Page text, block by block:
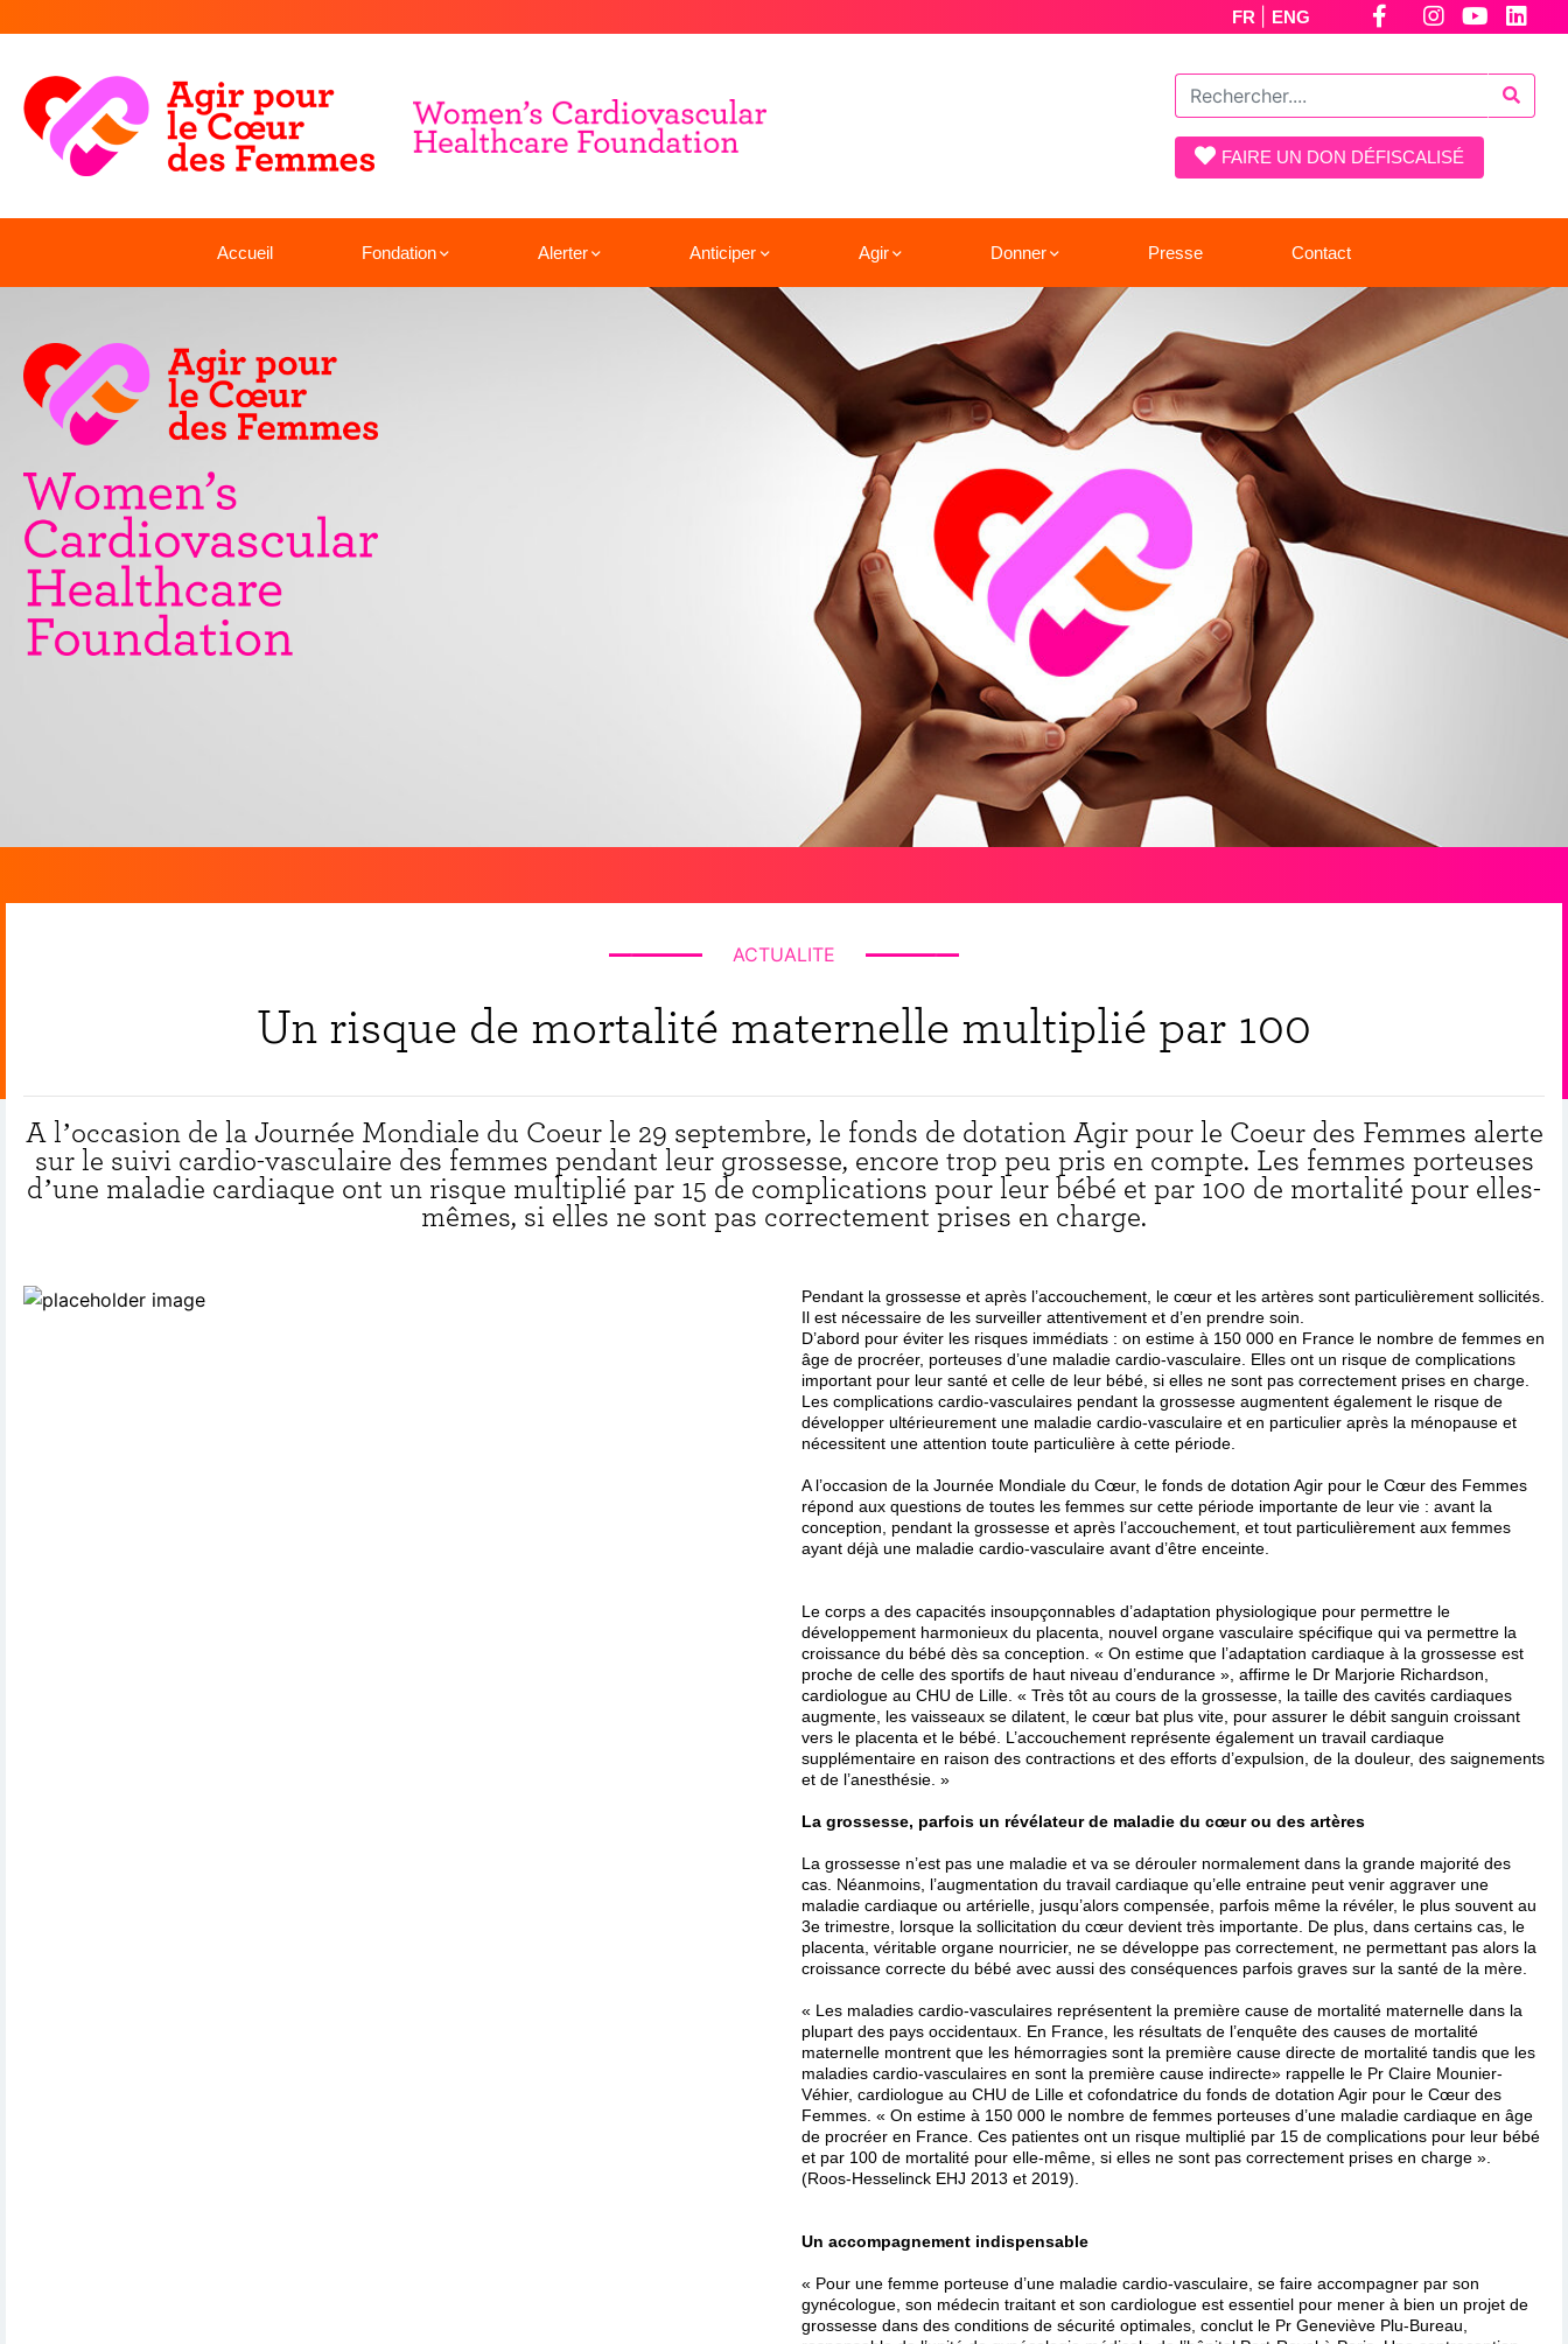
FR ENG
FAIRE UN DON DÉFISCALISÉ
Accueil Fondation Alerter Anticiper Agir Donner Presse Contact
ACTUALITE
Un risque de mortalité maternelle multiplié par 100
A l’occasion de la Journée Mondiale du Coeur le 29 septembre, le fonds de dotation Agir pour le Coeur des Femmes alerte
sur le suivi cardio-vasculaire des femmes pendant leur grossesse, encore trop peu pris en compte. Les femmes porteuses
d’une maladie cardiaque ont un risque multiplié par 15 de complications pour leur bébé et par 100 de mortalité pour elles-
mêmes, si elles ne sont pas correctement prises en charge.
Pendant la grossesse et après l’accouchement, le cœur et les artères sont particulièrement sollicités.
Il est nécessaire de les surveiller attentivement et d’en prendre soin.
D’abord pour éviter les risques immédiats : on estime à 150 000 en France le nombre de femmes en
âge de procréer, porteuses d’une maladie cardio-vasculaire. Elles ont un risque de complications
important pour leur santé et celle de leur bébé, si elles ne sont pas correctement prises en charge.
Les complications cardio-vasculaires pendant la grossesse augmentent également le risque de
développer ultérieurement une maladie cardio-vasculaire et en particulier après la ménopause et
nécessitent une attention toute particulière à cette période.
A l’occasion de la Journée Mondiale du Cœur, le fonds de dotation Agir pour le Cœur des Femmes
répond aux questions de toutes les femmes sur cette période importante de leur vie : avant la
conception, pendant la grossesse et après l’accouchement, et tout particulièrement aux femmes
ayant déjà une maladie cardio-vasculaire avant d’être enceinte.
Le corps a des capacités insoupçonnables d’adaptation physiologique pour permettre le
développement harmonieux du placenta, nouvel organe vasculaire spécifique qui va permettre la
croissance du bébé dès sa conception. « On estime que l’adaptation cardiaque à la grossesse est
proche de celle des sportifs de haut niveau d’endurance », affirme le Dr Marjorie Richardson,
cardiologue au CHU de Lille. « Très tôt au cours de la grossesse, la taille des cavités cardiaques
augmente, les vaisseaux se dilatent, le cœur bat plus vite, pour assurer le débit sanguin croissant
vers le placenta et le bébé. L’accouchement représente également un travail cardiaque
supplémentaire en raison des contractions et des efforts d’expulsion, de la douleur, des saignements
et de l’anesthésie. »
La grossesse, parfois un révélateur de maladie du cœur ou des artères
La grossesse n’est pas une maladie et va se dérouler normalement dans la grande majorité des
cas. Néanmoins, l’augmentation du travail cardiaque qu’elle entraine peut venir aggraver une
maladie cardiaque ou artérielle, jusqu’alors compensée, parfois même la révéler, le plus souvent au
3e trimestre, lorsque la sollicitation du cœur devient très importante. De plus, dans certains cas, le
placenta, véritable organe nourricier, ne se développe pas correctement, ne permettant pas alors la
croissance correcte du bébé avec aussi des conséquences parfois graves sur la santé de la mère.
« Les maladies cardio-vasculaires représentent la première cause de mortalité maternelle dans la
plupart des pays occidentaux. En France, les résultats de l’enquête des causes de mortalité
maternelle montrent que les hémorragies sont la première cause directe de mortalité tandis que les
maladies cardio-vasculaires en sont la première cause indirecte» rappelle le Pr Claire Mounier-
Véhier, cardiologue au CHU de Lille et cofondatrice du fonds de dotation Agir pour le Cœur des
Femmes. « On estime à 150 000 le nombre de femmes porteuses d’une maladie cardiaque en âge
de procréer en France. Ces patientes ont un risque multiplié par 15 de complications pour leur bébé
et par 100 de mortalité pour elle-même, si elles ne sont pas correctement prises en charge ».
(Roos-Hesselinck EHJ 2013 et 2019).
Un accompagnement indispensable
« Pour une femme porteuse d’une maladie cardio-vasculaire, se faire accompagner par son
gynécologue, son médecin traitant et son cardiologue est essentiel pour mener à bien un projet de
grossesse dans des conditions de sécurité optimales, conclut le Pr Geneviève Plu-Bureau,